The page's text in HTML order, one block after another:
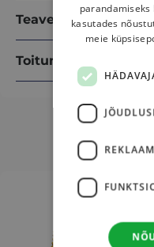
Teave
Toitumisalane teave
Sulle
multiple
kasutades
meie